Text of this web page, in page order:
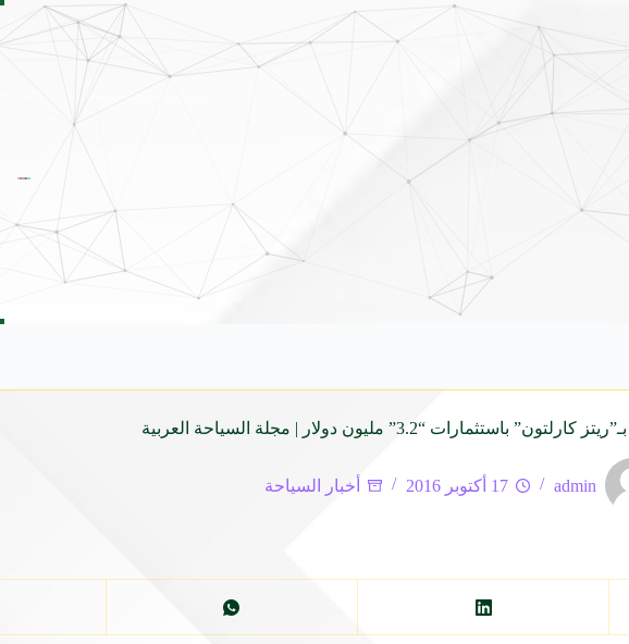
شاماس” يقدّم تجربة مسائية راقية مع قائمة جديدة مستوحاة من النكهات البرازيلية
“3.2” مليون دولار | مجلة السياحة العربية
admin 17 أكتوبر 2016 أخبار السياحة